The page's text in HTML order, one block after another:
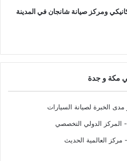
ومركز صيانة شانجان في المدينة
مكة و جدة
الخبرة لصيانة السيارات
- المركز الدولي التخصصي
- مركز العالمية الحديث